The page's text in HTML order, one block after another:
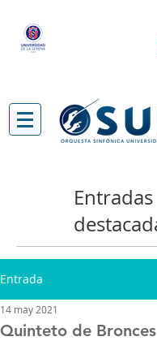
Entradas
Entrada
Quinteto de Bronces
14 may 2021